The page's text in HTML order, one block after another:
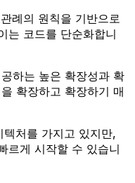
례의 원칙을 기반으로
는 코드를 단순화합니
하는 높은 확장성과 확
확장하고 확장하기 매
처를 가지고 있지만,
르게 시작할 수 있습니